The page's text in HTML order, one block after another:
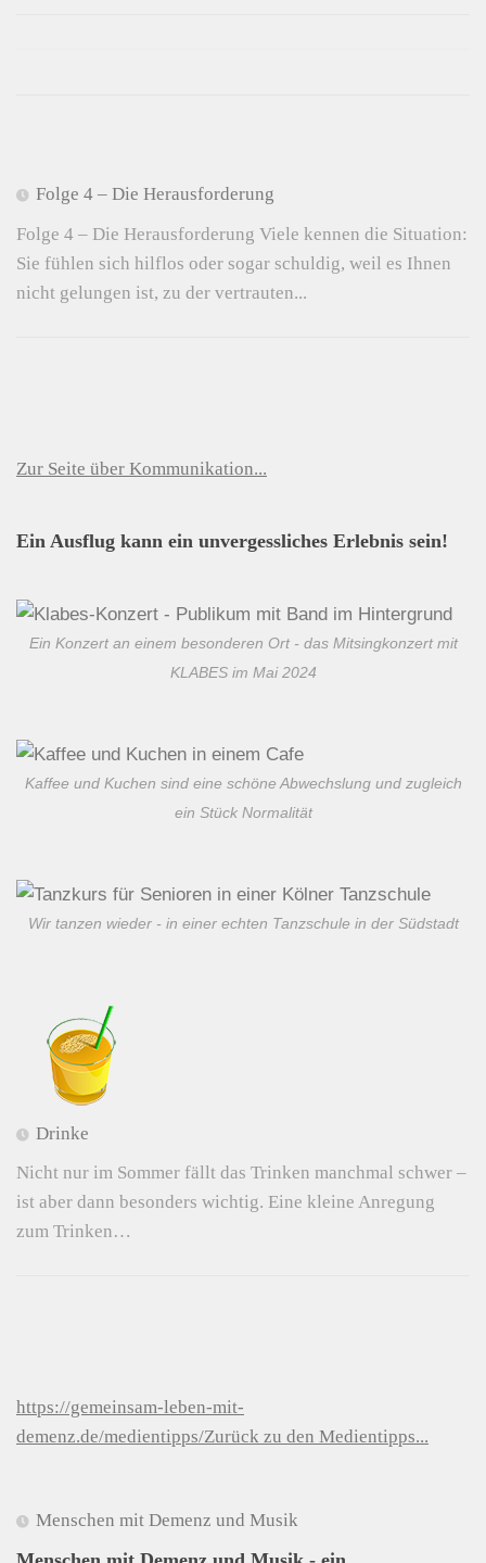
Folge 4 – Die Herausforderung
Folge 4 – Die Herausforderung Viele kennen die Situation:
Sie fühlen sich hilflos oder sogar schuldig, weil es Ihnen
nicht gelungen ist, zu der vertrauten...
Zur Seite über Kommunikation...
Ein Ausflug kann ein unvergessliches Erlebnis sein!
Ein Konzert an einem besonderen Ort - das Mitsingkonzert mit
KLABES im Mai 2024
Kaffee und Kuchen sind eine schöne Abwechslung und zugleich
ein Stück Normalität
Wir tanzen wieder - in einer echten Tanzschule in der Südstadt
Drinke
Nicht nur im Sommer fällt das Trinken manchmal schwer –
ist aber dann besonders wichtig. Eine kleine Anregung
zum Trinken…
https://gemeinsam-leben-mit-
demenz.de/medientipps/Zurück zu den Medientipps...
Menschen mit Demenz und Musik